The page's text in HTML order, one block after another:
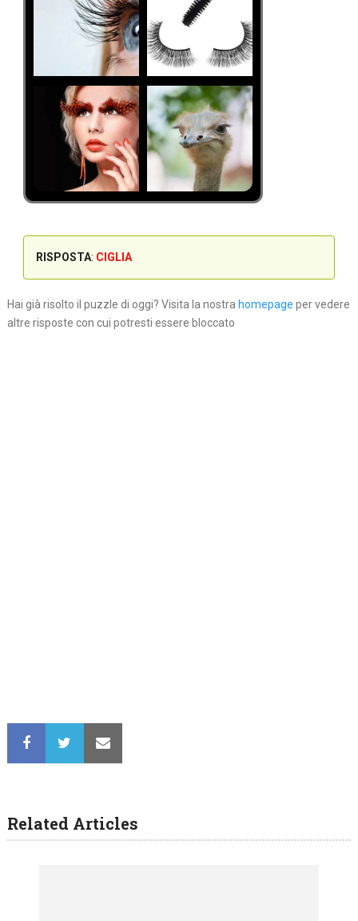
RISPOSTA: CIGLIA
Hai già risolto il puzzle di oggi? Visita la nostra homepage per vedere
altre risposte con cui potresti essere bloccato
Related Articles